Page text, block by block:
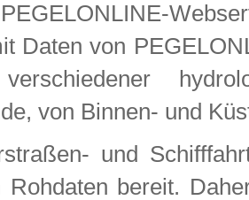
Daten von
verschiedener
von Binnen- und
und
Rohdaten bereit.